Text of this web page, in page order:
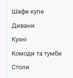
Шафи купе
Дивани
Кухні
Комоди та тумби
Столи